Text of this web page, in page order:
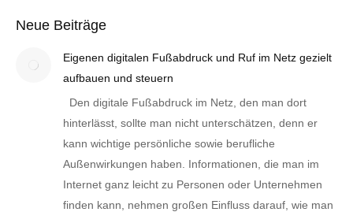
Neue Beiträge
Eigenen digitalen Fußabdruck und Ruf im Netz gezielt
aufbauen und steuern
Den digitale Fußabdruck im Netz, den man dort
hinterlässt, sollte man nicht unterschätzen, denn er
kann wichtige persönliche sowie berufliche
Außenwirkungen haben. Informationen, die man im
Internet ganz leicht zu Personen oder Unternehmen
finden kann, nehmen großen Einfluss darauf, wie man